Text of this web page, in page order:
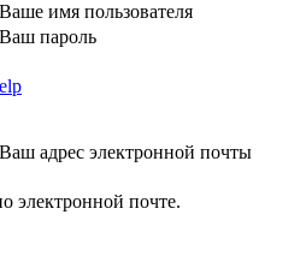
Ваше имя пользователя
Ваш пароль
Ваш адрес электронной почты
электронной почте.